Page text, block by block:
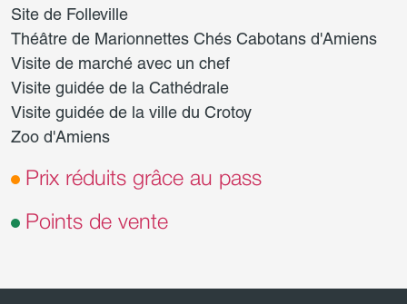
Site de Folleville
Théâtre de Marionnettes Chés Cabotans d'Amiens
Visite de marché avec un chef
Visite guidée de la Cathédrale
Visite guidée de la ville du Crotoy
Zoo d'Amiens
Prix réduits grâce au pass
Points de vente